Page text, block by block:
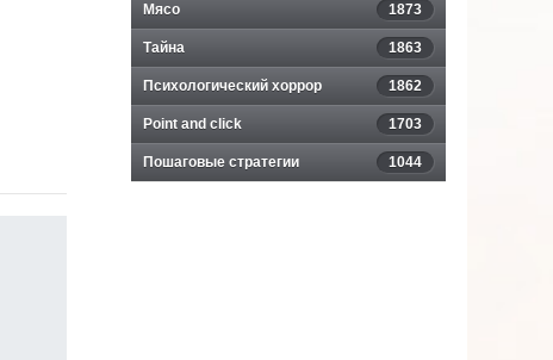
Мясо 1873
Тайна 1863
Психологический хоррор 1862
Point and click 1703
Пошаговые стратегии 1044